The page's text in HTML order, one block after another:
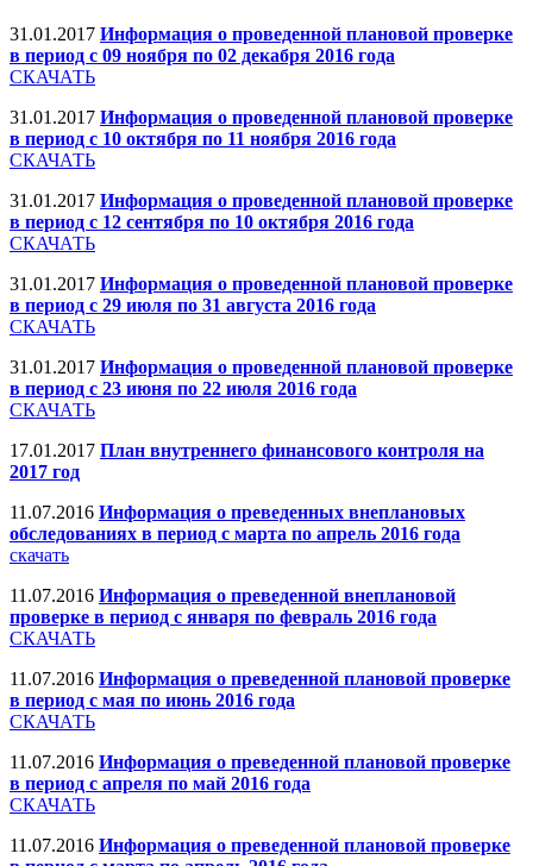
31.01.2017 Информация о проведенной плановой проверке
в период с 09 ноября по 02 декабря 2016 года
СКАЧАТЬ
31.01.2017 Информация о проведенной плановой проверке
в период с 10 октября по 11 ноября 2016 года
СКАЧАТЬ
31.01.2017 Информация о проведенной плановой проверке
в период с 12 сентября по 10 октября 2016 года
СКАЧАТЬ
31.01.2017 Информация о проведенной плановой проверке
в период с 29 июля по 31 августа 2016 года
СКАЧАТЬ
31.01.2017 Информация о проведенной плановой проверке
в период с 23 июня по 22 июля 2016 года
СКАЧАТЬ
17.01.2017 План внутреннего финансового контроля на
2017 год
11.07.2016 Информация о преведенных внеплановых
обследованиях в период с марта по апрель 2016 года
скачать
11.07.2016 Информация о преведенной внеплановой
проверке в период с января по февраль 2016 года
СКАЧАТЬ
11.07.2016 Информация о преведенной плановой проверке
в период с мая по июнь 2016 года
СКАЧАТЬ
11.07.2016 Информация о преведенной плановой проверке
в период с апреля по май 2016 года
СКАЧАТЬ
11.07.2016 Информация о преведенной плановой проверке